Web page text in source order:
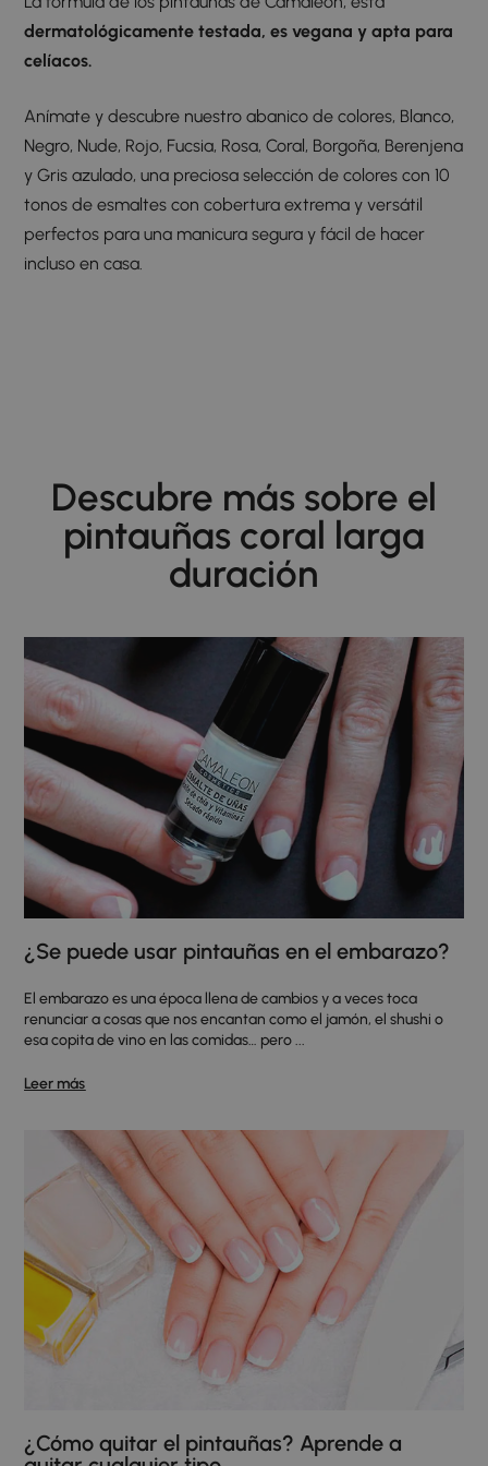
dermatológicamente testada, es vegana y apta para
celíacos.
Anímate y descubre nuestro abanico de colores, Blanco,
Negro, Nude, Rojo, Fucsia, Rosa, Coral, Borgoña, Berenjena
y Gris azulado, una preciosa selección de colores con 10
tonos de esmaltes con cobertura extrema y versátil
perfectos para una manicura segura y fácil de hacer
incluso en casa.
Descubre más sobre el
pintauñas coral larga
duración
¿Se puede usar pintauñas en el embarazo?
El embarazo es una época llena de cambios y a veces toca
renunciar a cosas que nos encantan como el jamón, el shushi o
esa copita de vino en las comidas… pero ...
Leer más
¿Cómo quitar el pintauñas? Aprende a